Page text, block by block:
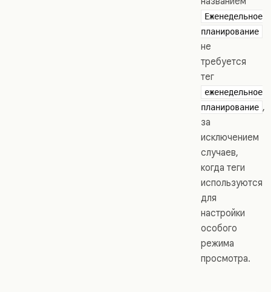
Еженедельное
планирование
не
требуется
тег
еженедельное
планирование ,
за
исключением
случаев,
когда теги
используются
для
настройки
особого
режима
просмотра.